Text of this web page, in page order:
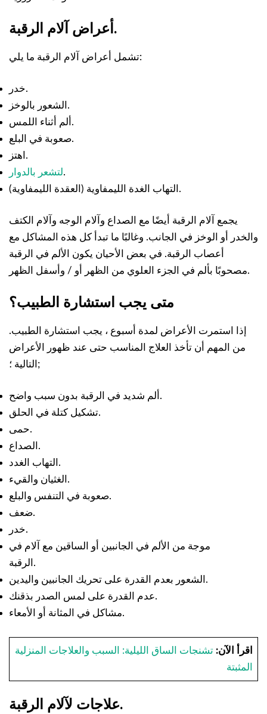
أعراض آلام الرقبة.
تشمل أعراض آلام الرقبة ما يلي:
خدر.
الشعور بالوخز.
ألم أثناء اللمس.
صعوبة في البلع.
اهتز.
لتشعر بالدوار.
التهاب الغدة الليمفاوية (العقدة الليمفاوية).
يجمع آلام الرقبة أيضًا مع الصداع وآلام الوجه وآلام الكتف
والخدر أو الوخز في الجانب. وغالبًا ما تبدأ كل هذه المشاكل مع
أعصاب الرقبة. في بعض الأحيان يكون الألم في الرقبة
مصحوبًا بألم في الجزء العلوي من الظهر أو / وأسفل الظهر.
متى يجب استشارة الطبيب؟
إذا استمرت الأعراض لمدة أسبوع ، يجب استشارة الطبيب.
من المهم أن تأخذ العلاج المناسب حتى عند ظهور الأعراض
التالية ؛;
ألم شديد في الرقبة بدون سبب واضح.
تشكيل كتلة في الحلق.
حمى.
الصداع.
التهاب الغدد.
الغثيان والقيء.
صعوبة في التنفس والبلع.
ضعف.
خدر.
موجة من الألم في الجانبين أو الساقين مع آلام في
الرقبة.
الشعور بعدم القدرة على تحريك الجانبين واليدين.
عدم القدرة على لمس الصدر بذقنك.
مشاكل في المثانة أو الأمعاء.
اقرأ الآن: تشنجات الساق الليلية: السبب والعلاجات المنزلية
المثبتة
علاجات لآلام الرقبة.